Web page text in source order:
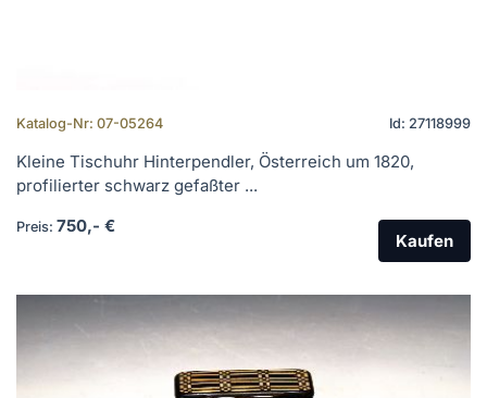
Katalog-Nr: 07-05264 Id: 27118999
Kleine Tischuhr Hinterpendler, Österreich um 1820,
profilierter schwarz gefaßter ...
Preis: 750,- €
Kaufen